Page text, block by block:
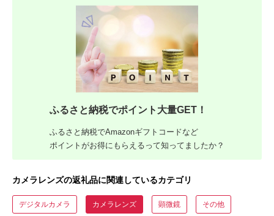
ふるさと納税でポイント大量GET！
ふるさと納税でAmazonギフトコードなど
ポイントがお得にもらえるって知ってましたか？
カメラレンズの返礼品に関連しているカテゴリ
デジタルカメラ カメラレンズ 顕微鏡 その他